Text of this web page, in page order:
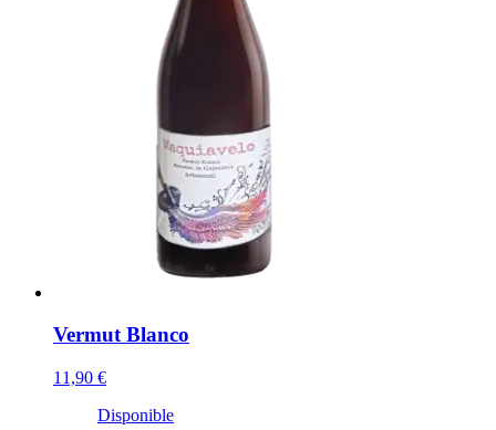
Vermut Blanco
11,90 €
Disponible